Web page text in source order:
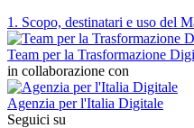
1. Scopo, destinatari e uso del
Team per la Trasformazione
in collaborazione con
Agenzia per l'Italia Digitale
Seguici su